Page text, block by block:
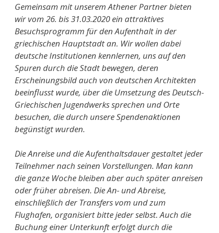
Gemeinsam mit unserem Athener Partner bieten
wir vom 26. bis 31.03.2020 ein attraktives
Besuchsprogramm für den Aufenthalt in der
griechischen Hauptstadt an. Wir wollen dabei
deutsche Institutionen kennlernen, uns auf den
Spuren durch die Stadt bewegen, deren
Erscheinungsbild auch von deutschen Architekten
beeinflusst wurde, über die Umsetzung des Deutsch-
Griechischen Jugendwerks sprechen und Orte
besuchen, die durch unsere Spendenaktionen
begünstigt wurden.
Die Anreise und die Aufenthaltsdauer gestaltet jeder
Teilnehmer nach seinen Vorstellungen. Man kann
die ganze Woche bleiben aber auch später anreisen
oder früher abreisen. Die An- und Abreise,
einschließlich der Transfers vom und zum
Flughafen, organisiert bitte jeder selbst. Auch die
Buchung einer Unterkunft erfolgt durch die